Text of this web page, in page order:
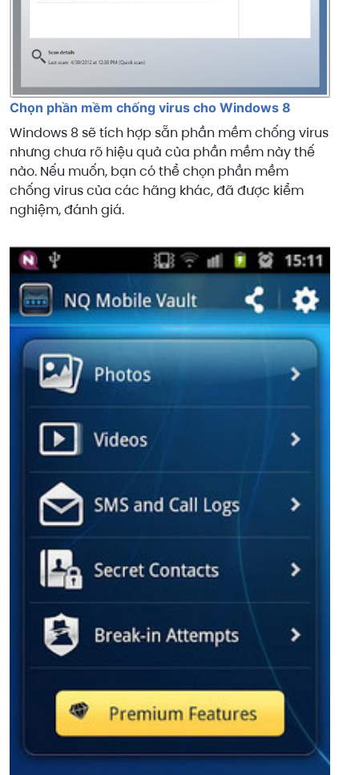
Chọn phần mềm chống virus cho Windows 8
Windows 8 sẽ tích hợp sẵn phần mềm chống virus
nhưng chưa rõ hiệu quả của phần mềm này thế
nào. Nếu muốn, bạn có thể chọn phần mềm
chống virus của các hãng khác, đã được kiểm
nghiệm, đánh giá.